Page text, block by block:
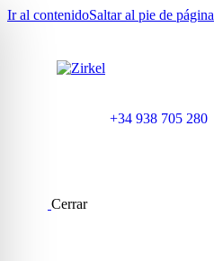
Ir al contenidoSaltar al pie de página
+34 938 705 280
Cerrar